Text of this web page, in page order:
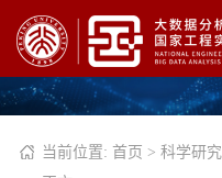
当前位置: 首页 > 科学研究